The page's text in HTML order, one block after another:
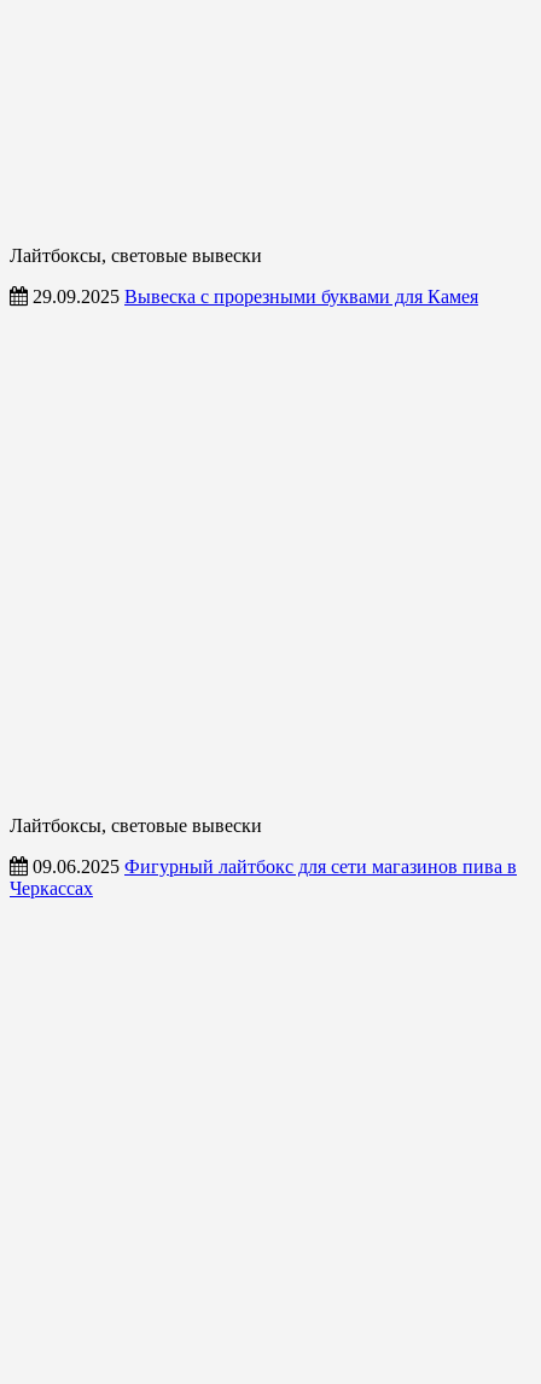
Лайтбоксы, световые вывески
29.09.2025 Вывеска с прорезными буквами для Камея
Лайтбоксы, световые вывески
09.06.2025 Фигурный лайтбокс для сети магазинов пива в
Черкассах